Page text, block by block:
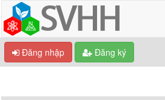
Đăng nhập Đăng ký